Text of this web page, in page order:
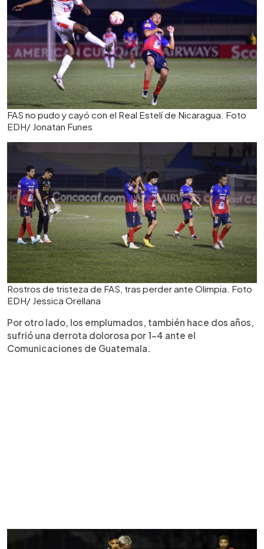
FAS no pudo y cayó con el Real Estelí de Nicaragua. Foto
EDH/ Jonatan Funes
Rostros de tristeza de FAS, tras perder ante Olimpia. Foto
EDH/ Jessica Orellana
Por otro lado, los emplumados, también hace dos años,
sufrió una derrota dolorosa por 1-4 ante el
Comunicaciones de Guatemala.